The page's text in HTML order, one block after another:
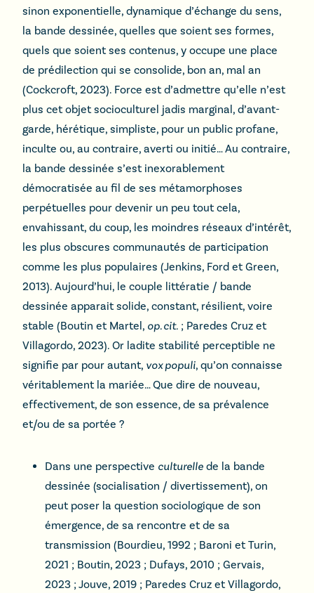
sinon exponentielle, dynamique d’échange du sens,
la bande dessinée, quelles que soient ses formes,
quels que soient ses contenus, y occupe une place
de prédilection qui se consolide, bon an, mal an
(Cockcroft, 2023). Force est d’admettre qu’elle n’est
plus cet objet socioculturel jadis marginal, d’avant-
garde, hérétique, simpliste, pour un public profane,
inculte ou, au contraire, averti ou initié… Au contraire,
la bande dessinée s’est inexorablement
démocratisée au fil de ses métamorphoses
perpétuelles pour devenir un peu tout cela,
envahissant, du coup, les moindres réseaux d’intérêt,
les plus obscures communautés de participation
comme les plus populaires (Jenkins, Ford et Green,
2013). Aujourd’hui, le couple littératie / bande
dessinée apparait solide, constant, résilient, voire
stable (Boutin et Martel, op. cit. ; Paredes Cruz et
Villagordo, 2023). Or ladite stabilité perceptible ne
signifie par pour autant, vox populi, qu’on connaisse
véritablement la mariée… Que dire de nouveau,
effectivement, de son essence, de sa prévalence
et/ou de sa portée ?
Dans une perspective culturelle de la bande
dessinée (socialisation / divertissement), on
peut poser la question sociologique de son
émergence, de sa rencontre et de sa
transmission (Bourdieu, 1992 ; Baroni et Turin,
2021 ; Boutin, 2023 ; Dufays, 2010 ; Gervais,
2023 ; Jouve, 2019 ; Paredes Cruz et Villagordo,